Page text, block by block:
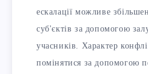
ескалації можливе
суб'єктів за допомогою
учасників. Характер
помінятися за допомогою